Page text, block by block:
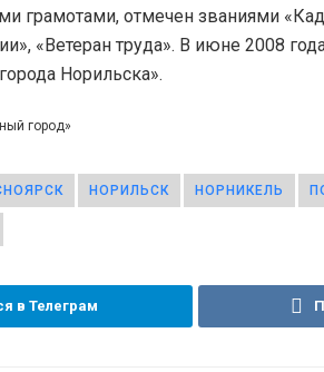
грамотами, отмечен званиями
«Ветеран труда». В июне 2008
Норильска».
город»
НОРИЛЬСК НОРНИКЕЛЬ
в Телеграм